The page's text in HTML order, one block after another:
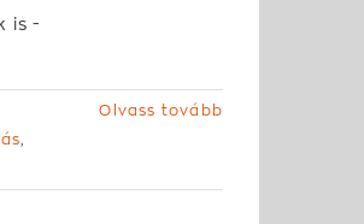
is -
Olvass tovább